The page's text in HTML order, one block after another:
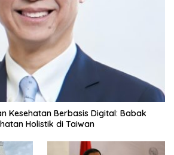
Kesehatan Berbasis Digital: Babak
Holistik di Taiwan